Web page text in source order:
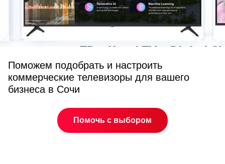
Поможем подобрать и настроить
коммерческие телевизоры для вашего
бизнеса в Сочи
Помочь с выбором